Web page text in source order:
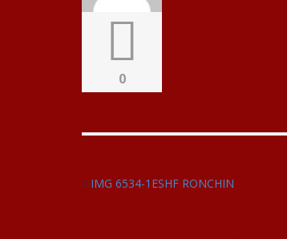
0
« IMG 6534-1ESHF RONCHIN